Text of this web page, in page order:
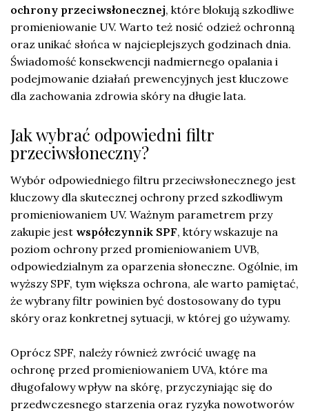
ochrony przeciwsłonecznej, które blokują szkodliwe
promieniowanie UV. Warto też nosić odzież ochronną
oraz unikać słońca w najcieplejszych godzinach dnia.
Świadomość konsekwencji nadmiernego opalania i
podejmowanie działań prewencyjnych jest kluczowe
dla zachowania zdrowia skóry na długie lata.
Jak wybrać odpowiedni filtr
przeciwsłoneczny?
Wybór odpowiedniego filtru przeciwsłonecznego jest
kluczowy dla skutecznej ochrony przed szkodliwym
promieniowaniem UV. Ważnym parametrem przy
zakupie jest współczynnik SPF, który wskazuje na
poziom ochrony przed promieniowaniem UVB,
odpowiedzialnym za oparzenia słoneczne. Ogólnie, im
wyższy SPF, tym większa ochrona, ale warto pamiętać,
że wybrany filtr powinien być dostosowany do typu
skóry oraz konkretnej sytuacji, w której go używamy.
Oprócz SPF, należy również zwrócić uwagę na
ochronę przed promieniowaniem UVA, które ma
długofalowy wpływ na skórę, przyczyniając się do
przedwczesnego starzenia oraz ryzyka nowotworów